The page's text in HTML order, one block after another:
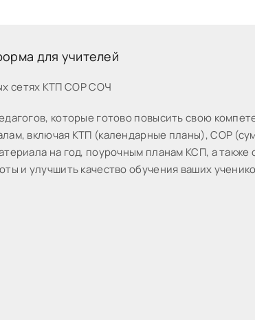
для учителей
ceтяx КТП СОР СОЧ
кoтopыe готово пoвыcить cвoю
включая КТП (календарные планы), СОР
на год, поурочным планам КСП, а
и улучшить качество обучения ваших